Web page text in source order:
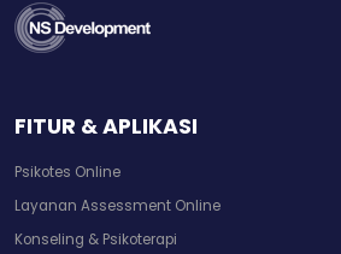
FITUR & APLIKASI
Psikotes Online
Layanan Assessment Online
Konseling & Psikoterapi